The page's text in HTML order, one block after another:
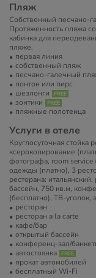
Пляж
Собственный песчано-
Протяженность пляжа
кабинка для
пляже.
первая линия
собственный пляж
песчано-галечный
понтон или пирс
шезлонги
зонтики
пляжные полотенца
Услуги в отеле
Круглосуточная стойка
ксерокопирование
фотографа, room service
одежды (платно), 3
ресторана:
бассейн, 750 кв.м,
(бесплатно), ТВ-уголок,
ресторан
ресторан a la carte
кафе/бар
открытый бассейн
конференц-зал/
автостоянка
прокат автомобилей
бесплатный Wi-Fi